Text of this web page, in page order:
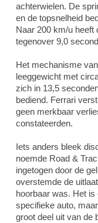
achterwielen. De
en de topsnelheid
Naar 200 km/u heeft
tegenover 9,0
Het mechanisme
leeggewicht met
zich in 13,5
bediend. Ferrari
geen merkbaar
constateerden.
Iets anders bleek
noemde Road &
ingetogen door de
overstemde de
hoorbaar was. Het
specifieke auto,
groot deel uit van de